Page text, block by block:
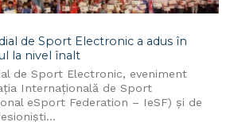
de Sport Electronic a adus în
la nivel înalt
de Sport Electronic, eveniment
Internaţională de Sport
eSport Federation – IeSF) și de